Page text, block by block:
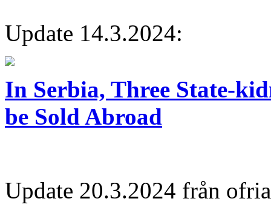
Update 14.3.2024:
In Serbia, Three State-
be Sold Abroad
Update 20.3.2024 från